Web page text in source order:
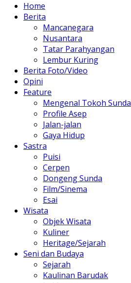
Home
Berita
Mancanegara
Nusantara
Tatar Parahyangan
Lembur Kuring
Berita Foto/Video
Opini
Feature
Mengenal Tokoh Sunda
Profile Asep
Jalan-jalan
Gaya Hidup
Sastra
Puisi
Cerpen
Dongeng Sunda
Film/Sinema
Esai
Wisata
Objek Wisata
Kuliner
Heritage/Sejarah
Seni dan Budaya
Sejarah
Kaulinan Barudak